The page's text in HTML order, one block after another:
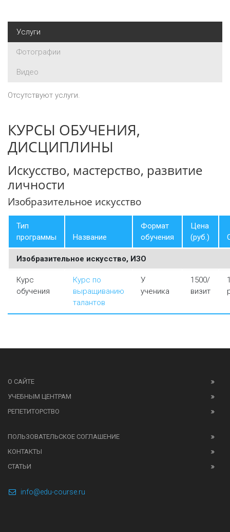
Услуги
Фотографии
Видео
Отсутствуют услуги.
КУРСЫ ОБУЧЕНИЯ,
ДИСЦИПЛИНЫ
Искусство, мастерство, развитие
личности
Изобразительное искусство
Тип
программы
Название
Формат
обучения
Цена
(руб.)
Изобразительное искусство, ИЗО
Курс
обучения
Курс по
выращиванию
талантов
У
ученика
1500/
визит
О САЙТЕ
УЧЕБНЫМ ЦЕНТРАМ
РЕПЕТИТОРСТВО
ПОЛЬЗОВАТЕЛЬСКОЕ СОГЛАШЕНИЕ
КОНТАКТЫ
СТАТЬИ
info@edu-course.ru